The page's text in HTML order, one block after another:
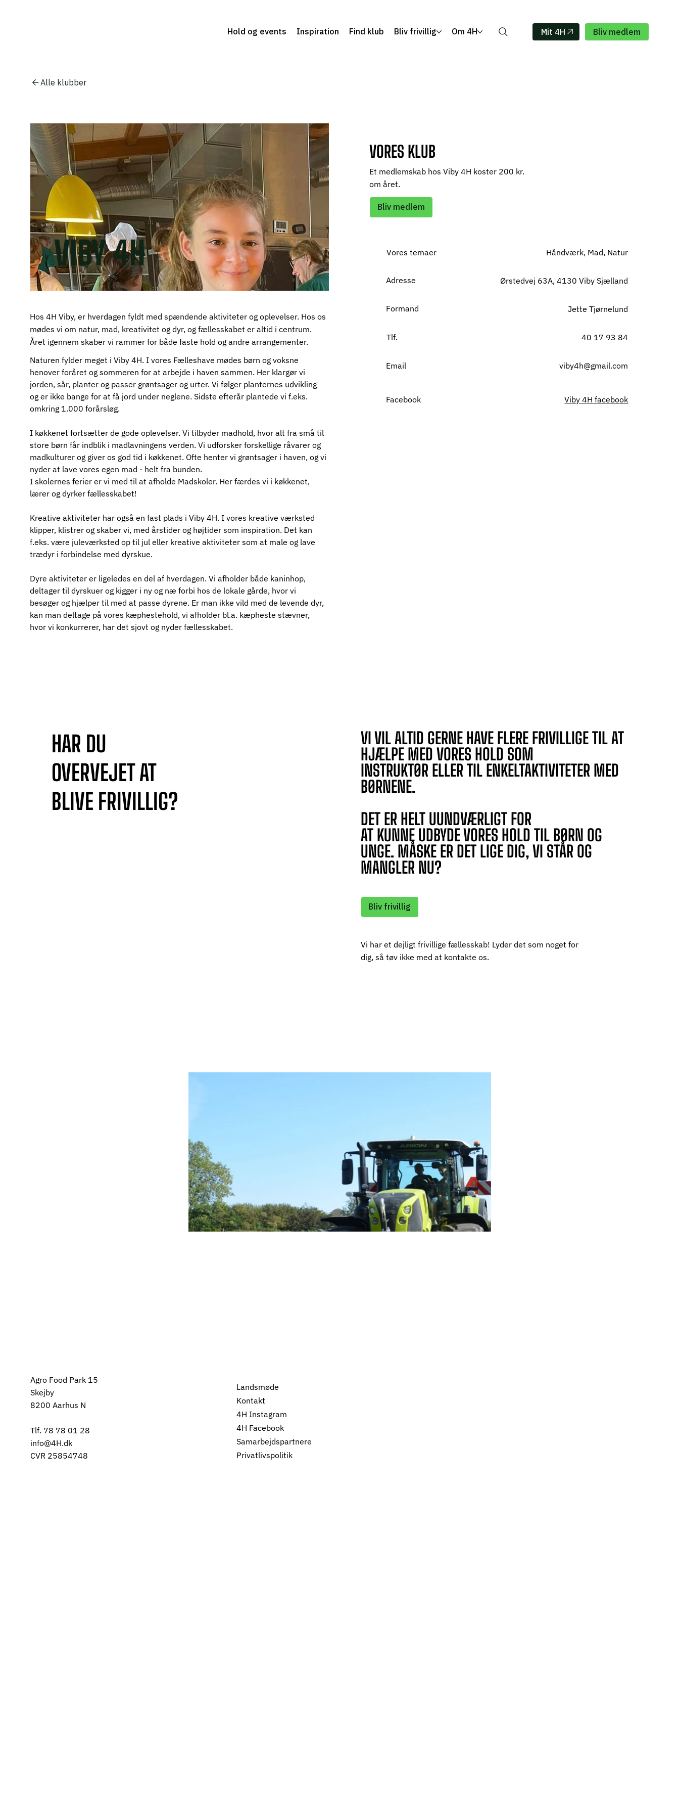
Hold og events Inspiration Find klub Bliv frivillig Om 4H Mit 4H Bliv medlem
Alle klubber
VIBY 4H
Hos 4H Viby, er hverdagen fyldt med spændende aktiviteter og oplevelser. Hos os
mødes vi om natur, mad, kreativitet og dyr, og fællesskabet er altid i centrum.
Året igennem skaber vi rammer for både faste hold og andre arrangementer.
Naturen fylder meget i Viby 4H. I vores Fælleshave mødes børn og voksne
henover foråret og sommeren for at arbejde i haven sammen. Her klargør vi
jorden, sår, planter og passer grøntsager og urter. Vi følger planternes udvikling
og er ikke bange for at få jord under neglene. Sidste efterår plantede vi f.eks.
omkring 1.000 forårsløg.
I køkkenet fortsætter de gode oplevelser. Vi tilbyder madhold, hvor alt fra små til
store børn får indblik i madlavningens verden. Vi udforsker forskellige råvarer og
madkulturer og giver os god tid i køkkenet. Ofte henter vi grøntsager i haven, og vi
nyder at lave vores egen mad - helt fra bunden.
I skolernes ferier er vi med til at afholde Madskoler. Her færdes vi i køkkenet,
lærer og dyrker fællesskabet!
Kreative aktiviteter har også en fast plads i Viby 4H. I vores kreative værksted
klipper, klistrer og skaber vi, med årstider og højtider som inspiration. Det kan
f.eks. være juleværksted op til jul eller kreative aktiviteter som at male og lave
trædyr i forbindelse med dyrskue.
Dyre aktiviteter er ligeledes en del af hverdagen. Vi afholder både kaninhop,
deltager til dyrskuer og kigger i ny og næ forbi hos de lokale gårde, hvor vi
besøger og hjælper til med at passe dyrene. Er man ikke vild med de levende dyr,
kan man deltage på vores kæphestehold, vi afholder bl.a. kæpheste stævner,
hvor vi konkurrerer, har det sjovt og nyder fællesskabet.
VORES KLUB
Et medlemskab hos Viby 4H koster 200 kr.
om året.
Bliv medlem
Vores temaer Håndværk, Mad, Natur
Adresse Ørstedvej 63A, 4130 Viby Sjælland
Formand Jette Tjørnelund
Tlf. 40 17 93 84
Email viby4h@gmail.com
Facebook Viby 4H facebook
HAR DU
OVERVEJET AT
BLIVE FRIVILLIG?
VI VIL ALTID GERNE HAVE FLERE FRIVILLIGE TIL AT
HJÆLPE MED VORES HOLD SOM
INSTRUKTØR ELLER TIL ENKELTAKTIVITETER MED
BØRNENE.
DET ER HELT UUNDVÆRLIGT FOR
AT KUNNE UDBYDE VORES HOLD TIL BØRN OG
UNGE. MÅSKE ER DET LIGE DIG, VI STÅR OG
MANGLER NU?
Bliv frivillig
Vi har et dejligt frivillige fællesskab! Lyder det som noget for
dig, så tøv ikke med at kontakte os.
Agro Food Park 15
Skejby
8200 Aarhus N
Tlf. 78 78 01 28
info@4H.dk
CVR 25854748
Landsmøde
Kontakt
4H Instagram
4H Facebook
Samarbejdspartnere
Privatlivspolitik